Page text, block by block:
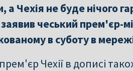
а Чехія не буде нічого
чеський прем'єр-
в суботу в
Чехії в дописі